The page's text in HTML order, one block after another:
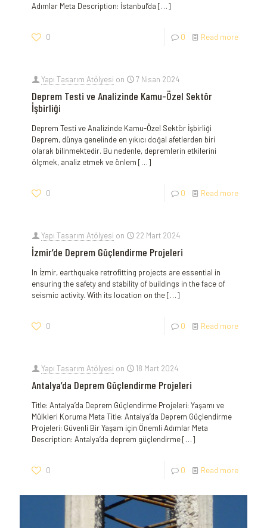
Adımlar Meta Description: İstanbul’da […]
0 0 Read more
Yapı Tasarım Atölyesi on 7 Nisan 2024
Deprem Testi ve Analizinde Kamu-Özel Sektör
İşbirliği
Deprem Testi ve Analizinde Kamu-Özel Sektör İşbirliği
Deprem, dünya genelinde en yıkıcı doğal afetlerden biri
olarak bilinmektedir. Bu nedenle, depremlerin etkilerini
ölçmek, analiz etmek ve önlem […]
0 0 Read more
Yapı Tasarım Atölyesi on 22 Mart 2024
İzmir’de Deprem Güçlendirme Projeleri
In İzmir, earthquake retrofitting projects are essential in
ensuring the safety and stability of buildings in the face of
seismic activity. With its location on the[…]
0 0 Read more
Yapı Tasarım Atölyesi on 18 Mart 2024
Antalya’da Deprem Güçlendirme Projeleri
Title: ‌Antalya’da Deprem Güçlendirme Projeleri: Yaşamı ‌ve
Mülkleri Koruma Meta Title: Antalya’da ⁤Deprem Güçlendirme
Projeleri: Güvenli Bir Yaşam için ⁢Önemli Adımlar Meta
Description: ⁤Antalya’da deprem güçlendirme[…]
0 0 Read more